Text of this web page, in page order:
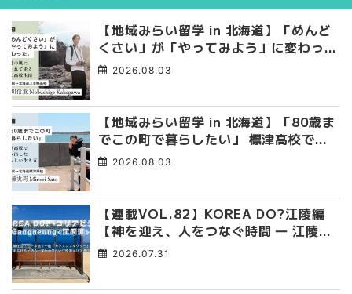
【地域みらい留学 in 北海道】「めんど
くさい」が「やってみよう」に変わっ
た。 十勝の風に吹かれて走る、僕の泥
2026.08.03
【地域みらい留学 in 北海道】「80歳ま
でこの町で暮らしたい」 標津高校で踏
み出した、私らしい生き方
2026.08.03
【連載VOL.82】KOREA DO?江陵編
【神を迎え、人をつなぐ時間 ― 江陵端
午祭 】
2026.07.31